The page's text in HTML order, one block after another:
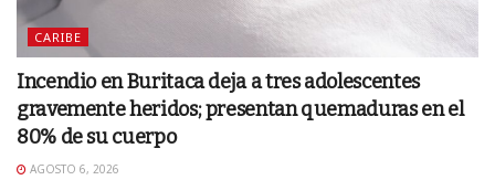
CARIBE
Incendio en Buritaca deja a tres adolescentes
gravemente heridos; presentan quemaduras en el
80% de su cuerpo
AGOSTO 6, 2026